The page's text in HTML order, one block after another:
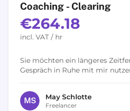
Coaching - Clearing
€264.18
incl. VAT / hr
Sie möchten ein längeres
Gespräch in Ruhe mit mir
MS May Schlotte
Freelancer